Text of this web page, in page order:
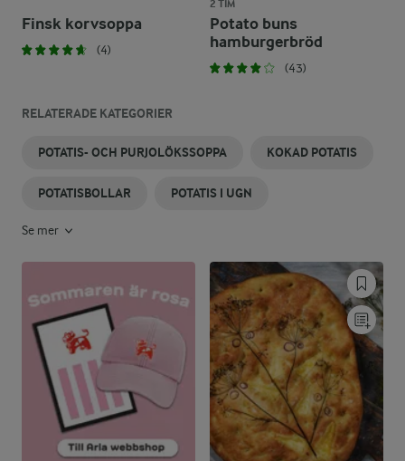
Finsk korvsoppa
(4)
2 TIM
Potato buns
hamburgerbröd
(43)
RELATERADE KATEGORIER
POTATIS- OCH PURJOLÖKSSOPPA KOKAD POTATIS
POTATISBOLLAR POTATIS I UGN
Se mer